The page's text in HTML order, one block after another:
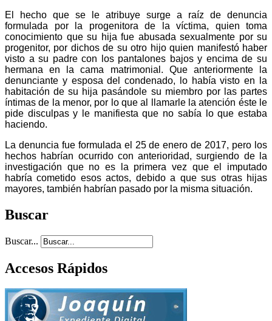
El hecho que se le atribuye surge a raíz de denuncia
formulada por la progenitora de la víctima, quien toma
conocimiento que su hija fue abusada sexualmente por su
progenitor, por dichos de su otro hijo quien manifestó haber
visto a su padre con los pantalones bajos y encima de su
hermana en la cama matrimonial. Que anteriormente la
denunciante y esposa del condenado, lo había visto en la
habitación de su hija pasándole su miembro por las partes
íntimas de la menor, por lo que al llamarle la atención éste le
pide disculpas y le manifiesta que no sabía lo que estaba
haciendo.
La denuncia fue formulada el 25 de enero de 2017, pero los
hechos habrían ocurrido con anterioridad, surgiendo de la
investigación que no es la primera vez que el imputado
habría cometido esos actos, debido a que sus otras hijas
mayores, también habrían pasado por la misma situación.
Buscar
Buscar...
Accesos Rápidos